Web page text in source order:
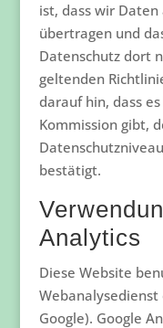
ist, dass wir Daten
übertragen und
Datenschutz dort
geltenden
darauf hin, dass
Kommission gibt,
bestätigt.
Analytics
Diese Website
Webanalysedienst
Google). Google